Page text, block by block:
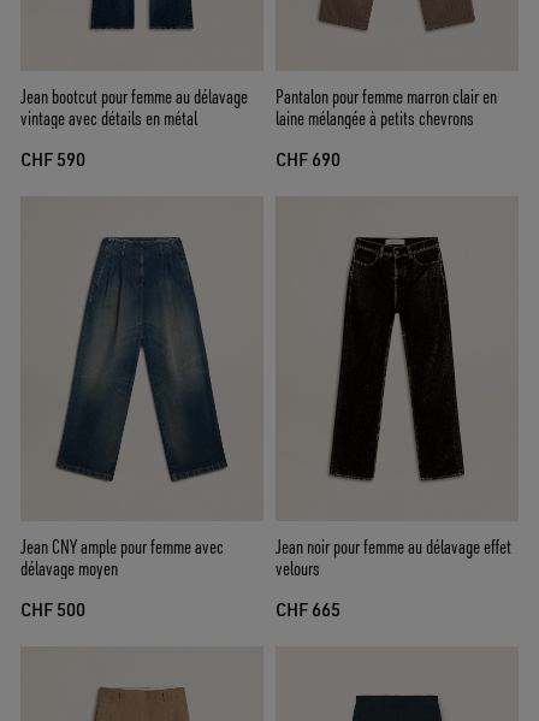
Jean bootcut pour femme au délavage
vintage avec détails en métal
CHF 590
Pantalon pour femme marron clair en
laine mélangée à petits chevrons
CHF 690
Jean CNY ample pour femme avec
délavage moyen
CHF 500
Jean noir pour femme au délavage effet
velours
CHF 665